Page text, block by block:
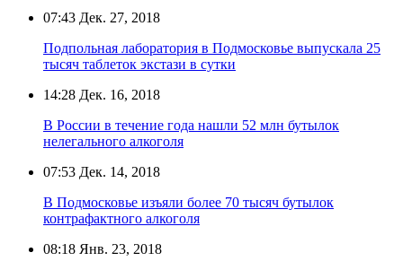
07:43 Дек. 27, 2018
Подпольная лаборатория в Подмосковье выпускала 25
тысяч таблеток экстази в сутки
14:28 Дек. 16, 2018
В России в течение года нашли 52 млн бутылок
нелегального алкоголя
07:53 Дек. 14, 2018
В Подмосковье изъяли более 70 тысяч бутылок
контрафактного алкоголя
08:18 Янв. 23, 2018